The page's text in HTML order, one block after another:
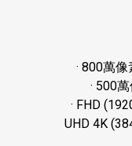
· 800萬像
· 500
· FHD
UHD 4K